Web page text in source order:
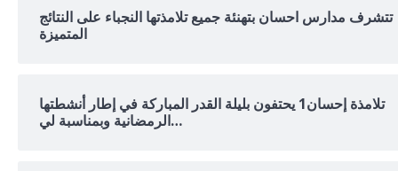
تتشرف مدارس احسان بتهنئة جميع تلامذتها النجباء على النتائج
المتميزة
تلامذة إحسان1 يحتفون بليلة القدر المباركة في إطار أنشطتها
الرمضانية وبمناسبة لي…